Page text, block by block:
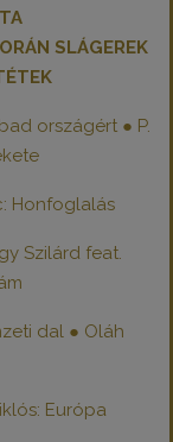
SLÁGEREK
országért ● P.
Honfoglalás
Szilárd feat.
dal ● Oláh
Európa